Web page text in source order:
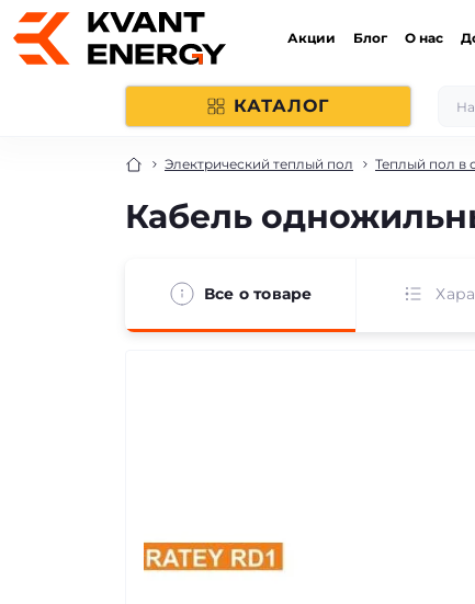
Акции Блог О нас
КАТАЛОГ
Электрический теплый пол Теплый пол в
Кабель
Все о товаре